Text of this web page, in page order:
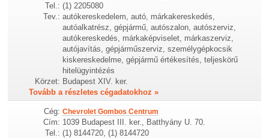
Tel.: (1) 2205080
Tev.: autókereskedelem, autó, márkakereskedés,
autóalkatrész, gépjármű, autószalon, autószerviz,
autókereskedés, márkaképviselet, márkaszerviz,
autójavítás, gépjárműszerviz, személygépkocsik
kiskereskedelme, gépjármű értékesítés, teljeskörű
hitelügyintézés
Körzet: Budapest XIV. ker.
Tovább a részletes cégadatokhoz »
Cég: Chevrolet Gombos Centrum
Cím: 1039 Budapest III. ker., Batthyány U. 70.
Tel.: (1) 8144720, (1) 8144720